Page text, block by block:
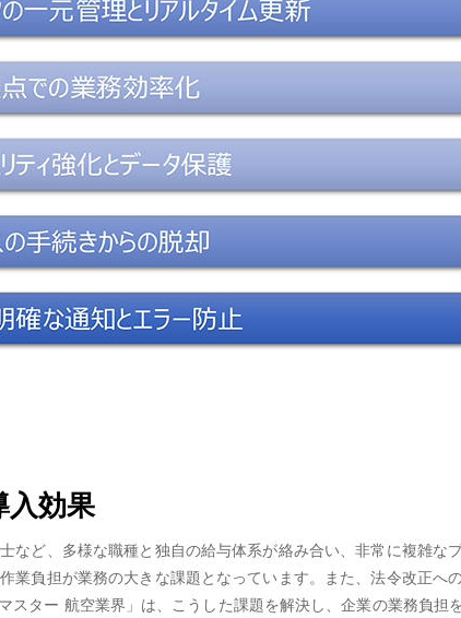
入効果
など、多様な職種と独自の給与体系が絡み合い、非常に複雑
業負担が業務の大きな課題となっています。また、法令改正
ター 航空業界」は、こうした課題を解決し、企業の業務負